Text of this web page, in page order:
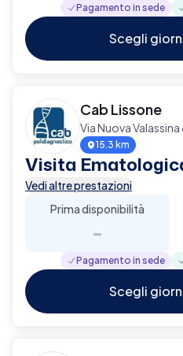
Pagamento in sede
Scegli
Cab Lissone
Via Nuova
15.3 km
Visita
Vedi altre prestazioni
Prima disponibilità
-
Pagamento in sede
Scegli